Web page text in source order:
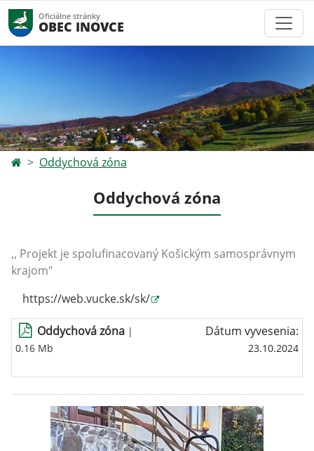
Oficiálne stránky
OBEC INOVCE
Oddychová zóna
Oddychová zóna
,, Projekt je spolufinacovaný Košickým samosprávnym
krajom"
https://web.vucke.sk/sk/
Oddychová zóna |
0.16 Mb
Dátum vyvesenia:
23.10.2024